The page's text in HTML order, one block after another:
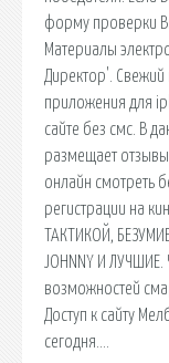
форму проверки
Материалы
Директор'.
приложения для
сайте без смс. В
размещает
онлайн смотреть
регистрации на
ТАКТИКОЙ,
JOHNNY И
возможностей
Доступ к сайту
сегодня….